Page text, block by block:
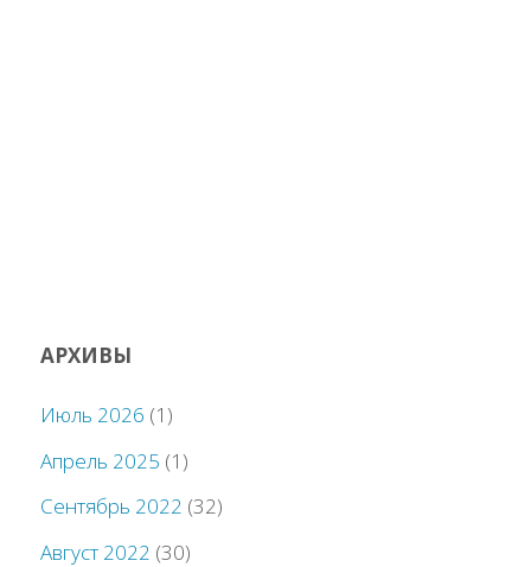
АРХИВЫ
Июль 2026 (1)
Апрель 2025 (1)
Сентябрь 2022 (32)
Август 2022 (30)